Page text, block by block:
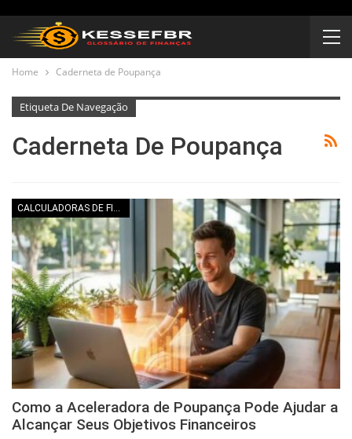
Home Caderneta de Poupança
Etiqueta De Navegação
Caderneta De Poupança
Como a Aceleradora de Poupança Pode Ajudar a
Alcançar Seus Objetivos Financeiros